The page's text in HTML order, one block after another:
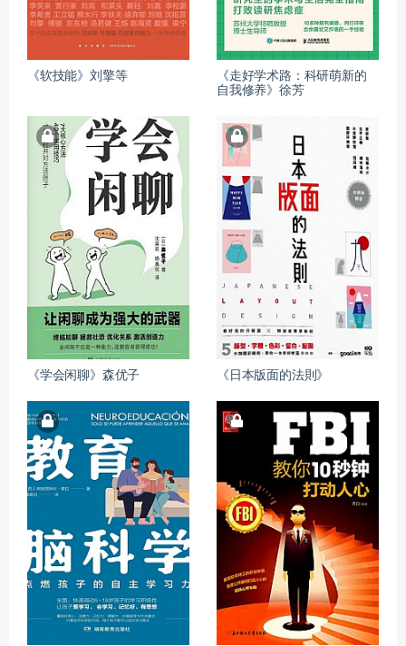
《软技能》刘擎等
《走好学术路：科研萌新的
自我修养》徐芳
《学会闲聊》森优子 《日本版面的法則》